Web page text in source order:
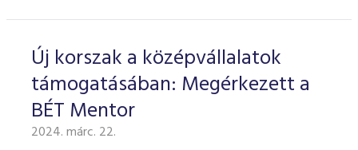
Új korszak a középvállalatok
támogatásában: Megérkezett a
BÉT Mentor
2024. márc. 22.